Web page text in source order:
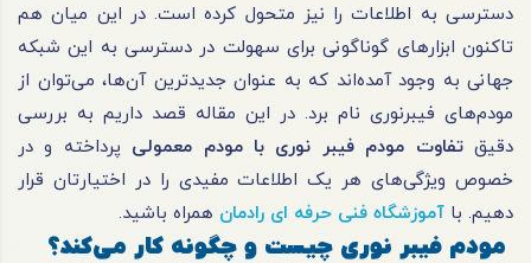
دسترسی به اطلاعات را نیز متحول کرده است. در این میان هم
تاکنون ابزارهای گوناگونی برای سهولت در دسترسی به این شبکه
جهانی به وجود آمده‌اند که به عنوان جدیدترین آن‌ها، می‌توان از
مودم‌های فیبرنوری نام برد. در این مقاله قصد داریم به بررسی
دقیقتفاوت مودم فیبر نوری با مودم معمولی پرداخته و در
خصوص ویژگی‌های هر یک اطلاعات مفیدی را در اختیارتان قرار
دهیم. با آموزشگاه فنی حرفه ای رادمان همراه باشید.
مودم فیبر نوری چیست و چگونه کار می‌کند؟